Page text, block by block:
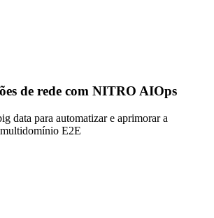
de rede com NITRO AIOps
data para automatizar e aprimorar a
E2E